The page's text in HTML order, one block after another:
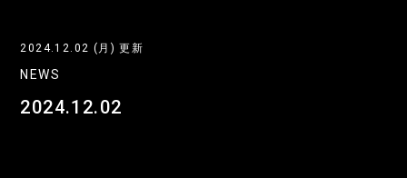
2024.12.02 (月) 更新
NEWS
2024.12.02